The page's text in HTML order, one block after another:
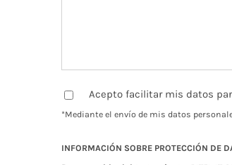
Acepto facilitar mis datos
*Mediante el envío de mis datos
INFORMACIÓN SOBRE PROTECCIÓN DE